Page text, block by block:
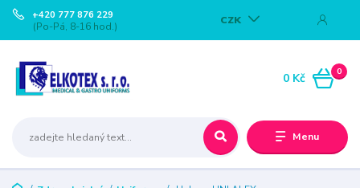
Menu
CZK
+420 777 876 229
(Po-Pá, 8-16 hod.)
0
0 Kč